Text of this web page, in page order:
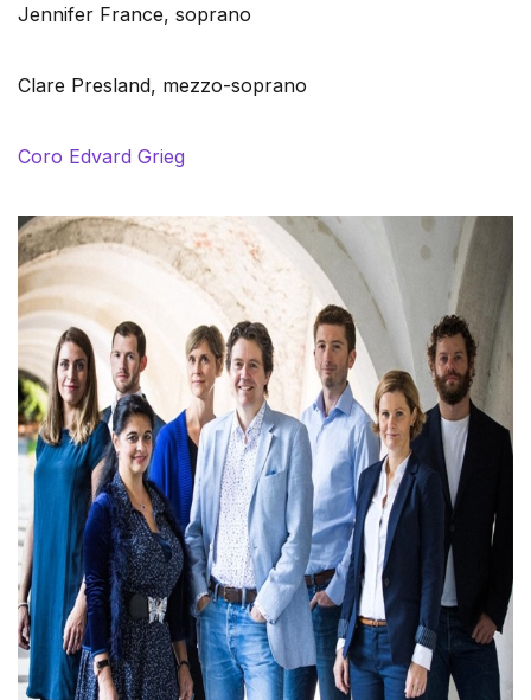
Jennifer France, soprano
Clare Presland, mezzo-soprano
Coro Edvard Grieg